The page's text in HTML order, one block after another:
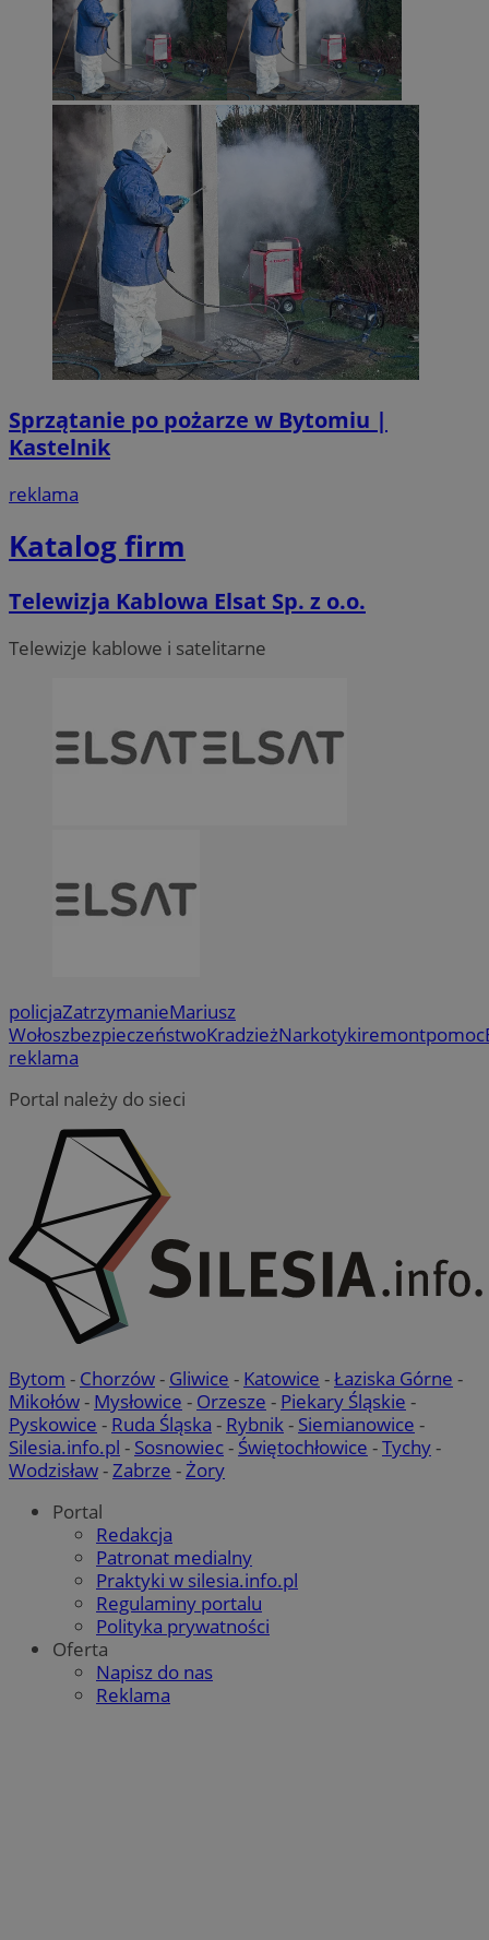
Sprzątanie po pożarze w Bytomiu |
Kastelnik
reklama
Katalog firm
Telewizja Kablowa Elsat Sp. z o.o.
Telewizje kablowe i satelitarne
policjaZatrzymanieMariusz
WołoszbezpieczeństwoKradzieżNarkotykiremontpomoc
reklama
Portal należy do sieci
Bytom - Chorzów- Gliwice - Katowice -Łaziska Górne -
Mikołów- Mysłowice - Orzesze - Piekary Śląskie -
Pyskowice - Ruda Śląska - Rybnik- Siemianowice -
Silesia.info.pl - Sosnowiec- Świętochłowice -Tychy-
Wodzisław-Zabrze -Żory
Portal
Redakcja
Patronat medialny
Praktyki w silesia.info.pl
Regulaminy portalu
Polityka prywatności
Oferta
Napisz do nas
Reklama